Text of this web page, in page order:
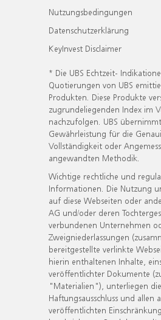
Nutzungsbedingungen
Datenschutzerklärung
KeyInvest Disclaimer
* Die UBS Echtzeit-
Quotierungen von UBS
Produkten. Diese Produkte
zugrundeliegenden Index im
nachzufolgen. UBS
Gewährleistung für die
Vollständigkeit oder
angewandten Methodik.
Wichtige rechtliche und
Informationen. Die Nutzung
auf diese Webseiten oder
AG und/oder deren
verbundenen Unternehmen
Zweigniederlassungen
bereitgestellte verlinkte
hierin enthaltenen Inhalte,
veröffentlichter Dokumente
"Materialien"), unterliegen
Haftungsausschluss und allen
veröffentlichten